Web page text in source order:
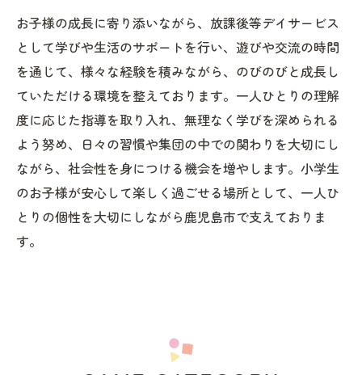
お子様の成長に寄り添いながら、放課後等デイサービス
として学びや生活のサポートを行い、遊びや交流の時間
を通じて、様々な経験を積みながら、のびのびと成長し
ていただける環境を整えております。一人ひとりの理解
度に応じた指導を取り入れ、無理なく学びを深められる
よう努め、日々の習慣や集団の中での関わりを大切にし
ながら、社会性を身につける機会を増やします。小学生
のお子様が安心して楽しく過ごせる場所として、一人ひ
とりの個性を大切にしながら鹿児島市で支えておりま
す。